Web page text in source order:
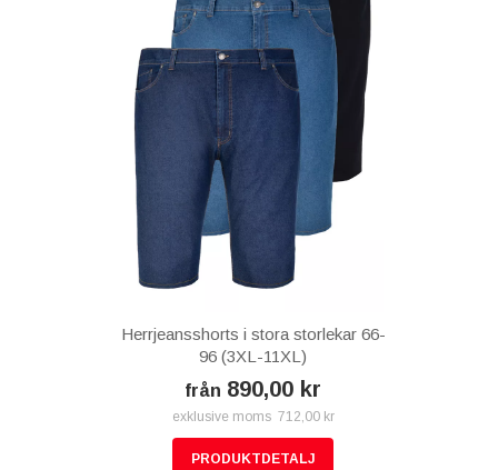
Herrjeansshorts i stora storlekar 66-
96 (3XL-11XL)
från 890,00 kr
exklusive moms 712,00 kr
PRODUKTDETALJ